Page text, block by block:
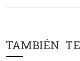
TAMBIÉN